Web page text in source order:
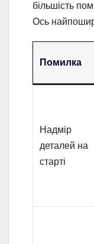
більшість
Ось
Помилка
Надмір
деталей на
старті